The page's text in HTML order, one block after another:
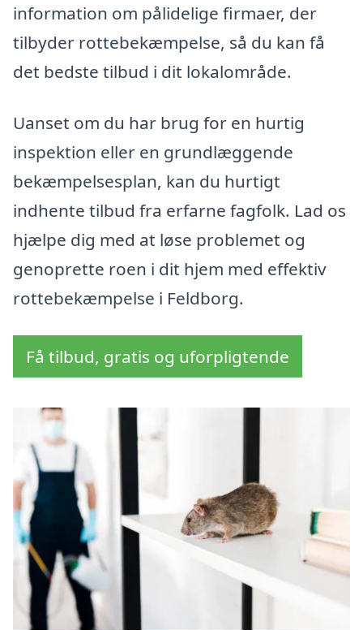
information om pålidelige firmaer, der
tilbyder rottebekæmpelse, så du kan få
det bedste tilbud i dit lokalområde.
Uanset om du har brug for en hurtig
inspektion eller en grundlæggende
bekæmpelsesplan, kan du hurtigt
indhente tilbud fra erfarne fagfolk. Lad os
hjælpe dig med at løse problemet og
genoprette roen i dit hjem med effektiv
rottebekæmpelse i Feldborg.
Få tilbud, gratis og uforpligtende